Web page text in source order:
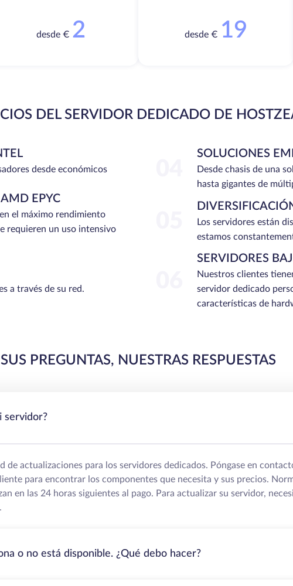
desde € 2 desde € 19
DEL SERVIDOR DEDICADO DE
desde económicos
SOLUCIONES
Desde chasis de una
hasta gigantes de
EPYC
el máximo rendimiento
requieren un uso intensivo
Los servidores están
estamos
a través de su red.
SERVIDORES
Nuestros clientes
servidor dedicado
características de
SUS PREGUNTAS, NUESTRAS RESPUESTAS
servidor?
de actualizaciones para los servidores dedicados. Póngase en
para encontrar los componentes que necesita y sus precios.
en las 24 horas siguientes al pago. Para actualizar su servidor,
o no está disponible. ¿Qué debo hacer?